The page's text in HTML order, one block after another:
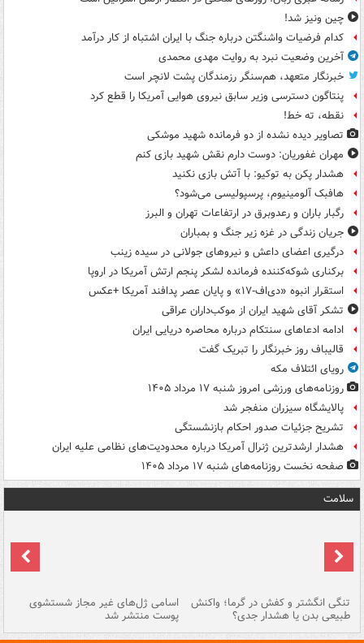
چین ونیز شد!
کدام فرضیات واشنگتن درباره جنگ با ایران اشتباه از کار درآمد
آخرین وضعیت نبرد به روایت مهدی محمدی
خبرنگار متعهد، هم‌سنگر رزمندگان پشت لانچر است
پنتاگون دسترسی وزیر سابق نیروی هوایی آمریکا را قطع کرد
نقطه، ته خط!
تصاویر دیده‌ نشده از دو فرمانده شهید موشکی
مهران غفوریان: دوست دارم نقش شهید بازی کنم
هشدار پکن به توکیو: با آتش بازی نکنید
هافبک آلومینیوم، پرسپولیسی می‌شود؟
رگبار باران و رعدوبرق در ارتفاعات تهران و البرز
جریان زندگی در غزه زیر جنگ و بمباران
درگیری اعضای داعش و نیروهای جولانی در سیده زینب
برکناری شوکه‌کننده فرمانده لشکر پنجم ارتش آمریکا در اروپا
استقرار انبوه «دی‌اف‑۱۷» و پایان عصر پدافند آمریکا +عکس
تشکر آقای شهید ایران از موکب‌داران عراقی
ادامه ادعاهای سنتکام درباره محاصره دریایی ایران
قالیباف روز خبرنگار را تبریک گفت
رویای ائتلاف مکه
روزنامه‌های ورزشی امروز ‌شنبه ۱۷ مرداد ۱۴۰۵
پالایشگاه سیزران منفجر شد
تشریح جزئیات صدور احکام بازنشستگی
هشدار ارشدترین ژنرال آمریکا درباره محدودیت‌های نظامی علیه ایران
صفحه نخست روزنامه‌های شنبه ۱۷ مرداد ۱۴۰۵
سلامت
تنگی انگشتر و کفش در گرما؛ واکنش
طبیعی بدن یا هشدار جدی؟
اسامی ژل‌های غیر مجاز شستشوی
پوست منتشر شد